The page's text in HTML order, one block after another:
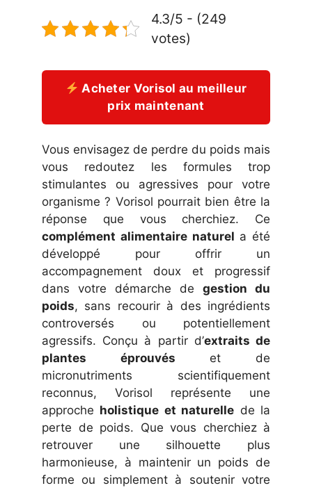
4.3/5 - (249
votes)
Acheter Vorisol au meilleur
prix maintenant
Vous envisagez de perdre du poids mais
vous redoutez les formules trop
stimulantes ou agressives pour votre
organisme ? Vorisol pourrait bien être la
réponse que vous cherchiez. Ce
complément alimentaire naturel a été
développé pour offrir un
accompagnement doux et progressif
dans votre démarche de gestion du
poids, sans recourir à des ingrédients
controversés ou potentiellement
agressifs. Conçu à partir d’extraits de
plantes éprouvés et de
micronutriments scientifiquement
reconnus, Vorisol représente une
approche holistique et naturelle de la
perte de poids. Que vous cherchiez à
retrouver une silhouette plus
harmonieuse, à maintenir un poids de
forme ou simplement à soutenir votre